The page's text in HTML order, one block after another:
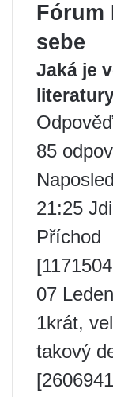
Fórum
sebe
Jaká je
85
21:25 Jdi
Příchod
07
1krát,
takový